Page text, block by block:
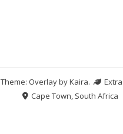
Theme: Overlay byKaira.
Cape Town, South Africa